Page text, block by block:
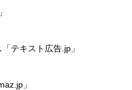
テキスト広告.jp」
」